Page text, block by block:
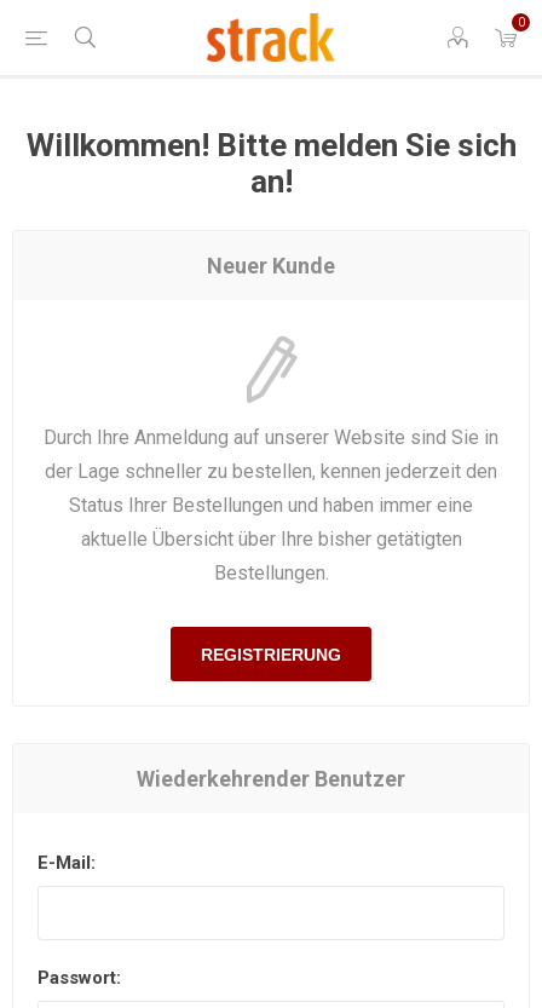
0
Willkommen! Bitte melden Sie sich
an!
Neuer Kunde
Durch Ihre Anmeldung auf unserer Website sind Sie in
der Lage schneller zu bestellen, kennen jederzeit den
Status Ihrer Bestellungen und haben immer eine
aktuelle Übersicht über Ihre bisher getätigten
Bestellungen.
REGISTRIERUNG
Wiederkehrender Benutzer
E-Mail:
Passwort: